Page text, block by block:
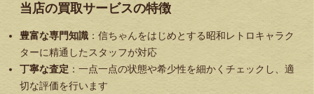
当店の買取サービスの特徴
豊富な専門知識 ：信ちゃんをはじめとする昭和レトロキャラク
ターに精通したスタッフが対応
丁寧な査定 ：一点一点の状態や希少性を細かくチェックし、適
切な評価を行います